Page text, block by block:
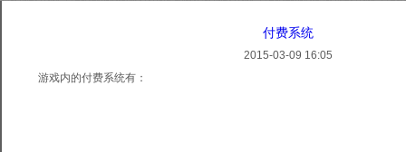
付费系统
2015-03-09 16:05
游戏内的付费系统有：